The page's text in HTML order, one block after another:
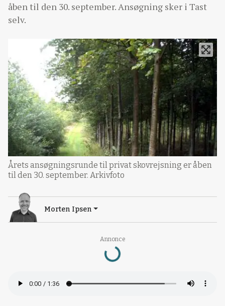
Annonce
Loading...
åben til den 30. september. Ansøgning sker i Tast
selv.
Årets ansøgningsrunde til privat skovrejsning er åben
til den 30. september. Arkivfoto
Morten Ipsen